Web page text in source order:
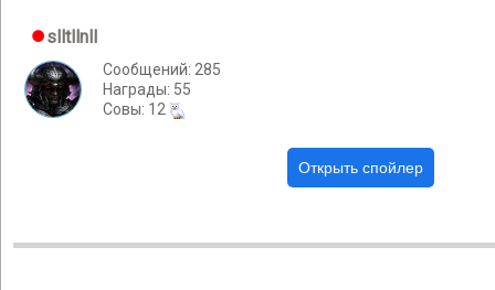
slltllnll
Сообщений: 285
Награды: 55
Cовы: 12